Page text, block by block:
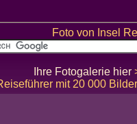
Foto von Insel
Ihre Fotogalerie hier
mit 20 000